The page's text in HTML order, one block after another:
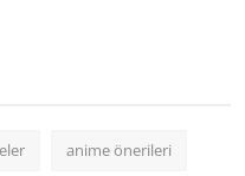
anime önerileri